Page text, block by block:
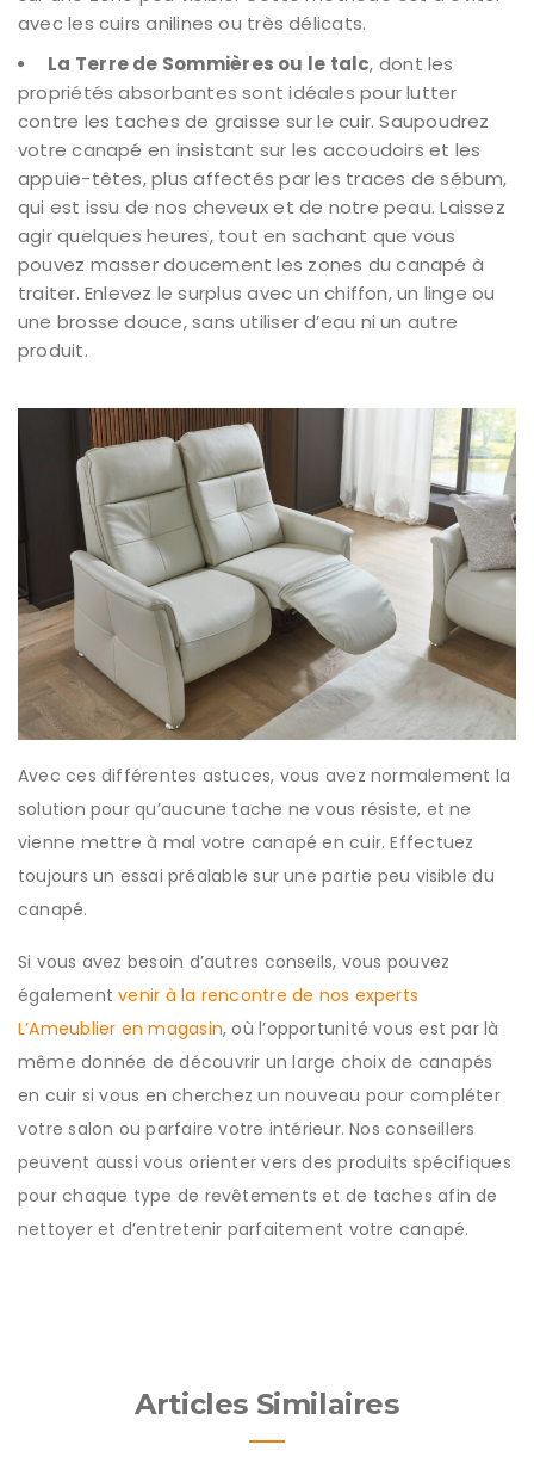
avec les cuirs anilines ou très délicats.
La Terre de Sommières ou le talc, dont les
propriétés absorbantes sont idéales pour lutter
contre les taches de graisse sur le cuir. Saupoudrez
votre canapé en insistant sur les accoudoirs et les
appuie-têtes, plus affectés par les traces de sébum,
qui est issu de nos cheveux et de notre peau. Laissez
agir quelques heures, tout en sachant que vous
pouvez masser doucement les zones du canapé à
traiter. Enlevez le surplus avec un chiffon, un linge ou
une brosse douce, sans utiliser d’eau ni un autre
produit.
Avec ces différentes astuces, vous avez normalement la
solution pour qu’aucune tache ne vous résiste, et ne
vienne mettre à mal votre canapé en cuir. Effectuez
toujours un essai préalable sur une partie peu visible du
canapé.
Si vous avez besoin d’autres conseils, vous pouvez
égalementvenir à la rencontre de nos experts
L’Ameublier en magasin, où l’opportunité vous est par là
même donnée de découvrir un large choix de canapés
en cuir si vous en cherchez un nouveau pour compléter
votre salon ou parfaire votre intérieur. Nos conseillers
peuvent aussi vous orienter vers des produits spécifiques
pour chaque type de revêtements et de taches afin de
nettoyer et d’entretenir parfaitement votre canapé.
Articles Similaires